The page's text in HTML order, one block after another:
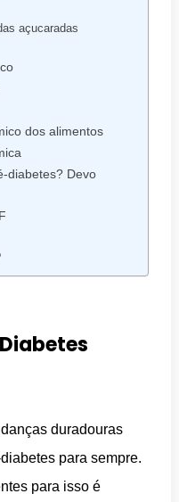
açucaradas
dos alimentos
diabetes? Devo
duradouras
para sempre.
para isso é